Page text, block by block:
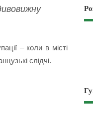
– коли в місті
слідчі.